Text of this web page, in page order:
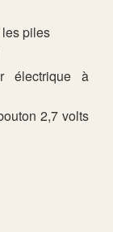
piles
électrique à
2,7 volts